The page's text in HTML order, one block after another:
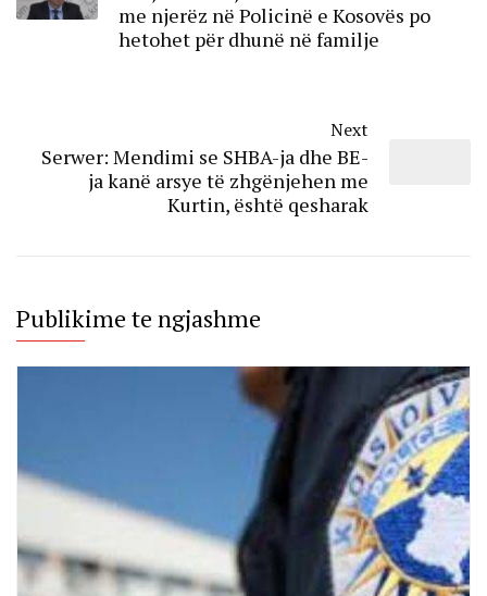
me njerëz në Policinë e Kosovës po
hetohet për dhunë në familje
Next
Serwer: Mendimi se SHBA-ja dhe BE-
ja kanë arsye të zhgënjehen me
Kurtin, është qesharak
Publikime te ngjashme